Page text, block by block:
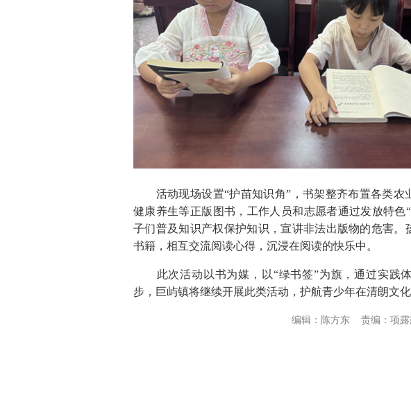
活动现场设置“护苗知识角”，书架整齐布置各类农
健康养生等正版图书，工作人员和志愿者通过发放特色
子们普及知识产权保护知识，宣讲非法出版物的危害。
书籍，相互交流阅读心得，沉浸在阅读的快乐中。
此次活动以书为媒，以“绿书签”为旗，通过实践
步，巨屿镇将继续开展此类活动，护航青少年在清朗文化
责编：项露
编辑：陈方东